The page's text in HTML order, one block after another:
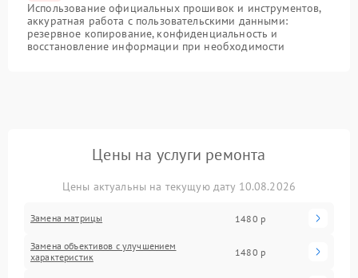
Использование официальных прошивок и инструментов,
аккуратная работа с пользовательскими данными:
резервное копирование, конфиденциальность и
восстановление информации при необходимости
Цены на услуги ремонта
Цены актуальны на текущую дату 10.08.2026
Замена матрицы 1480 р
Замена объективов с улучшением
характеристик
1480 р